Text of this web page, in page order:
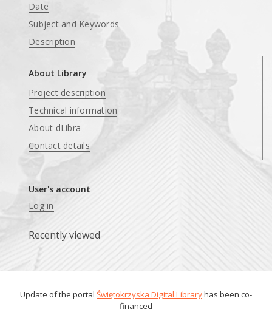
Date
Subject and Keywords
Description
About Library
Project description
Technical information
About dLibra
Contact details
User's account
Log in
Recently viewed
Update of the portal Świętokrzyska Digital Libraryhas been co-
financed